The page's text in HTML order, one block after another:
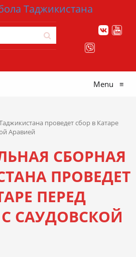
Menu ≡
проведет сбор в Катаре
Аравией
СБОРНАЯ
ПРОВЕДЕТ
ПЕРЕД
САУДОВСКОЙ